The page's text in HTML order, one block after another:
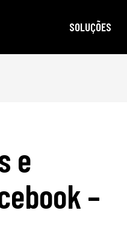
SOLUÇÕES
LGPD
e
–